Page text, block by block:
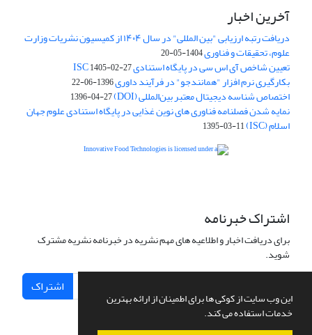
این وب سایت از کوکی ها برای اطمینان از ارائه بهترین
خدمات استفاده می کند.
آخرین اخبار
دریافت رتبه ارزیابی "بین المللی" در سال ۱۴۰۴ از کمیسیون نشریات وزارت
علوم، تحقیقات و فناوری1404-05-20
تعیین شاخص آی اس سی در پایگاه استنادی ISC1405-02-27
بکارگیری نرم افزار "همانندجو" در فرآیند داوری1396-06-22
اختصاص شناسه دیجیتال معتبر بین‌المللی (DOI) 1396-04-27
نمایه شدن فصلنامه فناوری های نوین غذایی در پایگاه استنادی علوم جهان
اسلام (ISC) 1395-03-11
اشتراک خبرنامه
برای دریافت اخبار و اطلاعیه های مهم نشریه در خبرنامه نشریه مشترک
شوید.
اشتراک